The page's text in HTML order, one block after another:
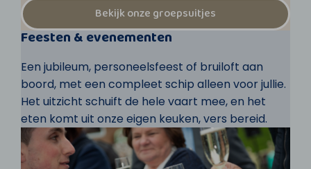
Bekijk onze groepsuitjes
Feesten & evenementen
Een jubileum, personeelsfeest of bruiloft aan
boord, met een compleet schip alleen voor jullie.
Het uitzicht schuift de hele vaart mee, en het
eten komt uit onze eigen keuken, vers bereid.